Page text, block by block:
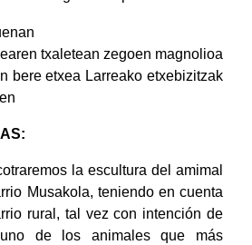
la escultura del amimal
Musakola, teniendo en cuenta
rural, tal vez con intención de
de los animales que más